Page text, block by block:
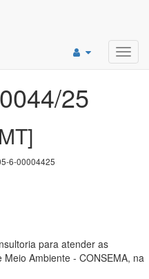
25
6-00004425
para atender as
Ambiente - CONSEMA, na